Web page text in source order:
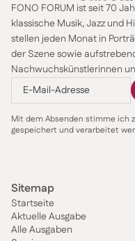
FONO FORUM ist seit 70
klassische Musik, Jazz und
stellen jeden Monat in
der Szene sowie
Nachwuchskünstlerinnen
Mit dem Absenden stimme ich
gespeichert und verarbeitet
Sitemap
Startseite
Aktuelle Ausgabe
Alle Ausgaben